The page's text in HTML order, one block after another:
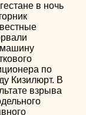
в ночь
по
Кизилюрт. В
взрыва